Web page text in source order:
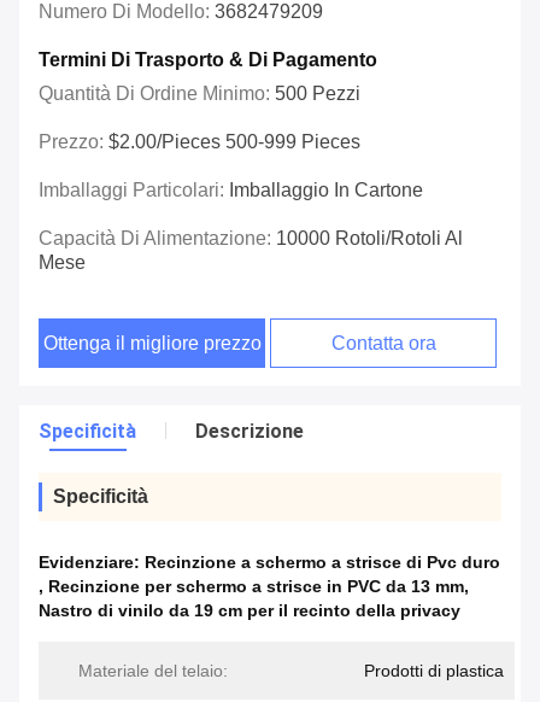
Numero Di Modello: 3682479209
Termini Di Trasporto & Di Pagamento
Quantità Di Ordine Minimo: 500 Pezzi
Prezzo: $2.00/pieces 500-999 Pieces
Imballaggi Particolari: Imballaggio In Cartone
Capacità Di Alimentazione: 10000 Rotoli/rotoli Al
Mese
Ottenga il migliore prezzo Contatta ora
Specificità Descrizione
Specificità
Evidenziare: Recinzione a schermo a strisce di Pvc duro
, Recinzione per schermo a strisce in PVC da 13 mm,
Nastro di vinilo da 19 cm per il recinto della privacy
Materiale del telaio: Prodotti di plastica